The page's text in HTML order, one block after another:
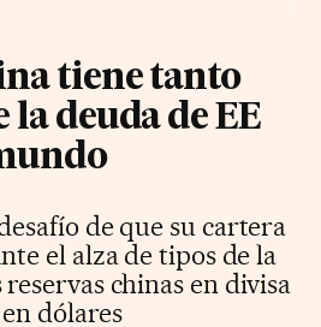
tiene tanto
la deuda de EE
de que su cartera
el alza de tipos de la
reservas chinas en divisa
dólares